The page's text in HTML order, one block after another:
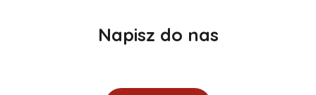
Napisz do nas